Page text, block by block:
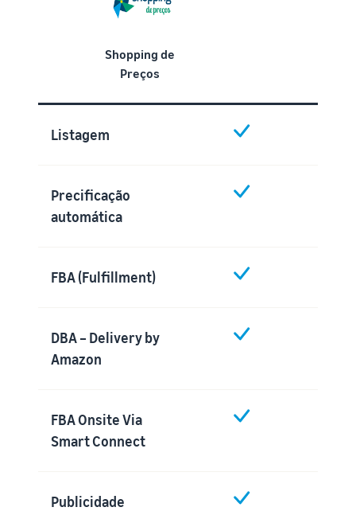
Shopping de
Preços
Listagem
Precificação
automática
FBA (Fulfillment)
DBA – Delivery by
Amazon
FBA Onsite Via
Smart Connect
Publicidade